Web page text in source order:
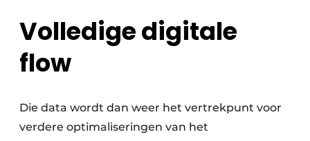
Volledige digitale
flow
Die data wordt dan weer het vertrekpunt voor
verdere optimaliseringen van het